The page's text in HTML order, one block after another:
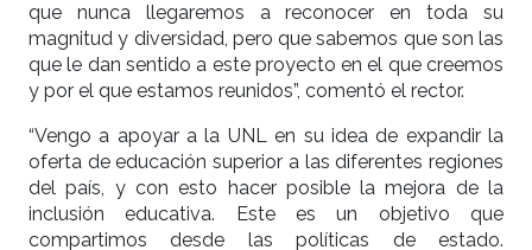
que nunca llegaremos a reconocer en toda su
magnitud y diversidad, pero que sabemos que son las
que le dan sentido a este proyecto en el que creemos
y por el que estamos reunidos”, comentó el rector.
“Vengo a apoyar a la UNL en su idea de expandir la
oferta de educación superior a las diferentes regiones
del país, y con esto hacer posible la mejora de la
inclusión educativa. Este es un objetivo que
compartimos desde las políticas de estado.